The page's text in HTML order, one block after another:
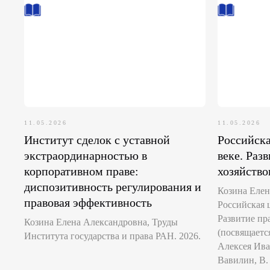
11.05.2026
Институт сделок с уставной
экстраординарностью в
корпоративном праве:
диспозитивность регулирования и
правовая эффективность
Козина Елена Александровна, Труды
Института государства и права РАН. 2026.
11.05.2026
веке.
Козина
Российская
Развитие
Алексея
Вавилин, В.